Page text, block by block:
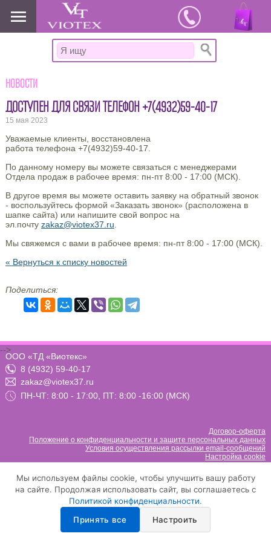
www.viotex37.ru
Новости
ДОСТУПЕН ДЛЯ СВЯЗИ ТЕЛЕФОН +7(4932)59-40-17
15 мая 2023
Уважаемые клиенты, восстановлена
работа телефона +7(4932)59-40-17.
По данному номеру вы можете связаться с менеджерами
Отдела продаж в рабочее время: пн-пт 8:00 - 17:00 (МСК).
В другое время вы можете оставить заявку на обратный звонок
- воспользуйтесь формой «Заказать звонок» (расположена в
шапке сайта) или напишите свой вопрос на
эл.почту zakaz@viotex37.ru
Мы свяжемся с вами в рабочее время: пн-пт 8:00 - 17:00 (МСК).
« Вернуться к списку новостей
Поделиться:
ООО «ТД «Виотекс»
8 (4932) 59-40-17
zakaz@viotex37.ru
ПН-ЧТ: 8:00 - 17:00, ПТ: 8:00 -16:00 (МСК)
Договор-оферта
Положение о конфиденциальности и защите персональных данных
Условия осуществления рассылки email-сообщений
Настройка cookie
-->
Мы используем файлы cookie, чтобы улучшить вашу работу
на сайте. Продолжая использовать сайт, вы соглашаетесь с
Политикой конфиденциальности.
Принять все
Настроить